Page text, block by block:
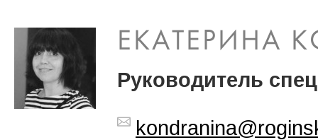
ЕКАТЕРИНА
Руководитель